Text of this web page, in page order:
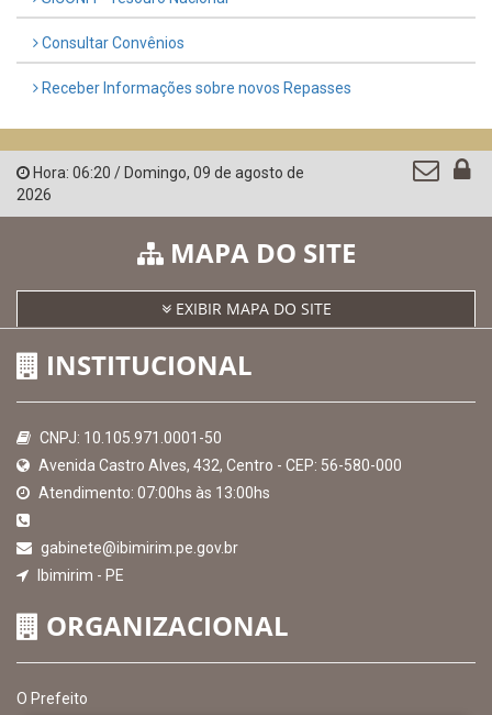
Consultar Convênios
Receber Informações sobre novos Repasses
Hora: 06:20 / Domingo, 09 de agosto de
2026
MAPA DO SITE
EXIBIR MAPA DO SITE
INSTITUCIONAL
CNPJ: 10.105.971.0001-50
Avenida Castro Alves, 432, Centro - CEP: 56-580-000
Atendimento: 07:00hs às 13:00hs
gabinete@ibimirim.pe.gov.br
Ibimirim - PE
ORGANIZACIONAL
O Prefeito